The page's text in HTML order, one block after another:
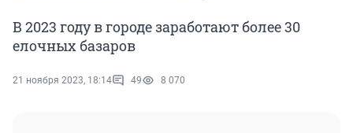
В 2023 году в городе заработают более 30
елочных базаров
21 ноября 2023, 18:14 49 8 070